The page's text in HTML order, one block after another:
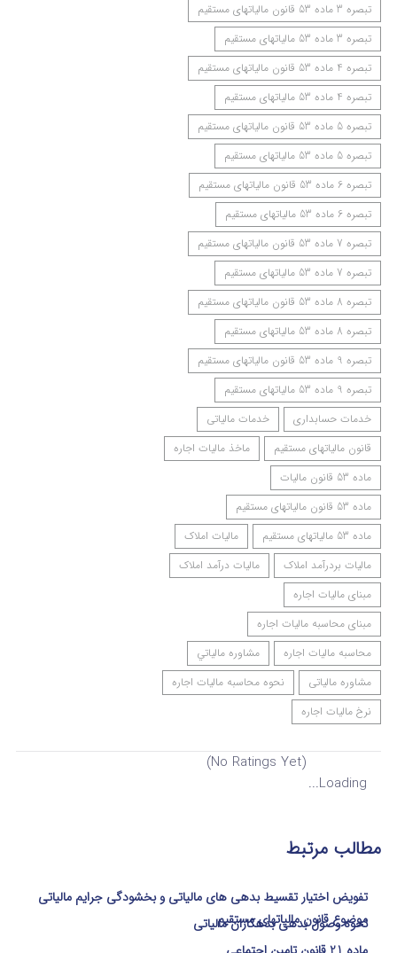
‌تبصره ‌3 ماده 53 قانون مالیاتهای مستقیم
‌تبصره ‌3 ماده 53 مالیاتهای مستقیم
‌تبصره ‌4 ماده 53 قانون مالیاتهای مستقیم
‌تبصره ‌4 ماده 53 مالیاتهای مستقیم
‌تبصره ‌5 ماده 53 قانون مالیاتهای مستقیم
‌تبصره ‌5 ماده 53 مالیاتهای مستقیم
‌تبصره ‌6 ماده 53 قانون مالیاتهای مستقیم
‌تبصره ‌6 ماده 53 مالیاتهای مستقیم
‌تبصره 7 ماده 53 قانون مالیاتهای مستقیم
‌تبصره 7 ماده 53 مالیاتهای مستقیم
‌تبصره‌ 8 ماده 53 قانون مالیاتهای مستقیم
‌تبصره‌ 8 ماده 53 مالیاتهای مستقیم
تبصره ‌9 ماده 53 قانون مالیاتهای مستقیم
تبصره ‌9 ماده 53 مالیاتهای مستقیم
خدمات حسابداری
خدمات مالیاتی
قانون مالیاتهای مستقیم
ماخذ مالیات اجاره
ماده 53 قانون مالیات
ماده 53 قانون مالیاتهای مستقیم
ماده 53 مالیاتهای مستقیم
مالیات املاک
مالیات بردرآمد املاک
مالیات درآمد املاک
مبنای مالیات اجاره
مبنای محاسبه مالیات اجاره
محاسبه مالیات اجاره
مشاوره مالياتي
مشاوره مالیاتی
نحوه محاسبه مالیات اجاره
نرخ مالیات اجاره
(No Ratings Yet)
Loading...
مطالب مرتبط
تفویض اختیار تقسیط بدهی های مالیاتی و بخشودگی جرایم مالیاتی
موضوع قانون مالیاتهای مستقیم
نحوه وصول بدهی بدهکاران مالیاتی